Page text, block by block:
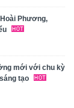
Phương,
mới với chu kỳ
tạo